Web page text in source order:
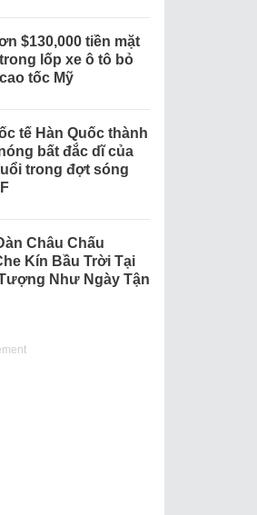
$130,000 tiền mặt
lốp xe ô tô bỏ
tốc Mỹ
tế Hàn Quốc thành
bất đắc dĩ của
trong đợt sóng
Châu Chấu
Kín Bầu Trời Tại
Như Ngày Tận